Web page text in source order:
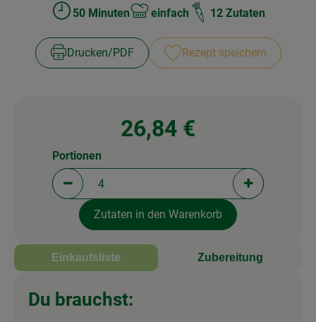
Veranstaltungen
Zubreitungszeit:
50 Minuten
Schwierigkeit:
einfach 12 Zutaten
Drucken​/​PDF Rezept speichern
26,84 €
Portionen verringern (aktuell 4 Portionen
Portionen
Portionen
Zutaten in den Warenkorb
Einkaufsliste Zubereitung
Du brauchst: